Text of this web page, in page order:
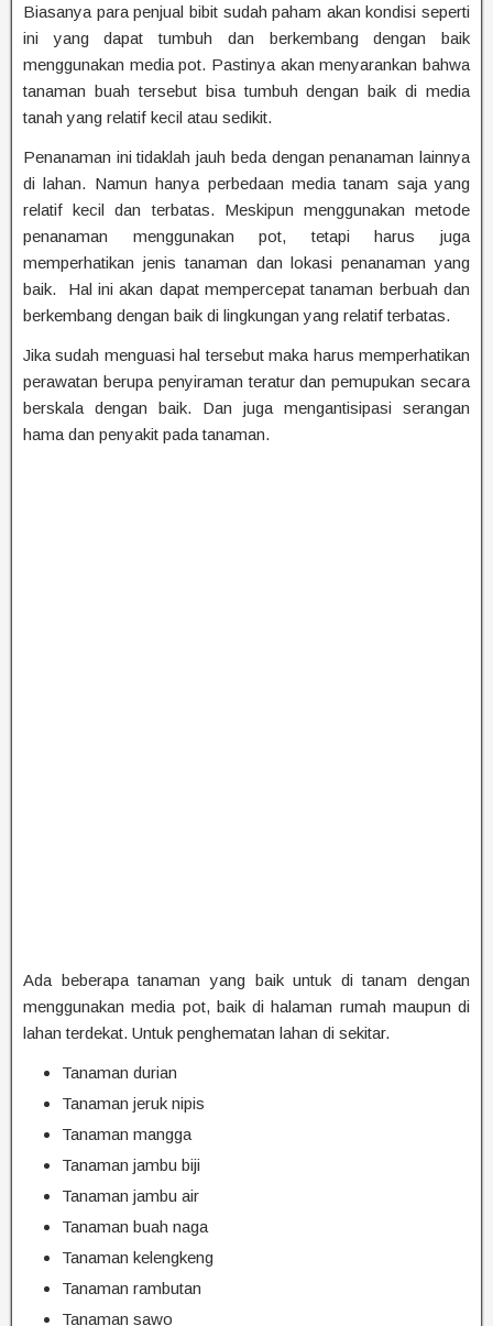
Biasanya para penjual bibit sudah paham akan kondisi seperti
ini yang dapat tumbuh dan berkembang dengan baik
menggunakan media pot. Pastinya akan menyarankan bahwa
tanaman buah tersebut bisa tumbuh dengan baik di media
tanah yang relatif kecil atau sedikit.
Penanaman ini tidaklah jauh beda dengan penanaman lainnya
di lahan. Namun hanya perbedaan media tanam saja yang
relatif kecil dan terbatas. Meskipun menggunakan metode
penanaman menggunakan pot, tetapi harus juga
memperhatikan jenis tanaman dan lokasi penanaman yang
baik. Hal ini akan dapat mempercepat tanaman berbuah dan
berkembang dengan baik di lingkungan yang relatif terbatas.
Jika sudah menguasi hal tersebut maka harus memperhatikan
perawatan berupa penyiraman teratur dan pemupukan secara
berskala dengan baik. Dan juga mengantisipasi serangan
hama dan penyakit pada tanaman.
Ada beberapa tanaman yang baik untuk di tanam dengan
menggunakan media pot, baik di halaman rumah maupun di
lahan terdekat. Untuk penghematan lahan di sekitar.
Tanaman durian
Tanaman jeruk nipis
Tanaman mangga
Tanaman jambu biji
Tanaman jambu air
Tanaman buah naga
Tanaman kelengkeng
Tanaman rambutan
Tanaman sawo